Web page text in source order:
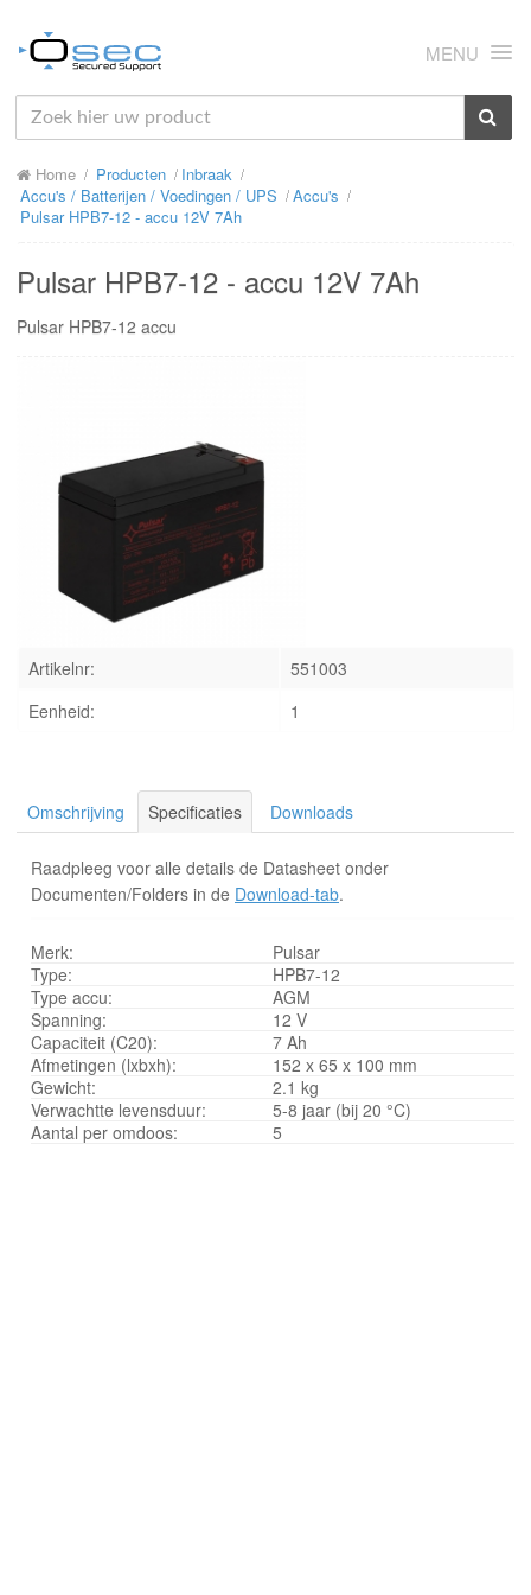
MENU
HOME
OVER ONS
PRODUCTEN
SUPPORT
CONTACT
INLOGGEN
Home Producten
Inbraak
Accu's / Batterijen / Voedingen / UPS
Accu's
Pulsar HPB7-12 - accu 12V 7Ah
Pulsar HPB7-12 - accu 12V 7Ah
Pulsar HPB7-12 accu
Artikelnr:
551003
Eenheid:
1
Omschrijving Specificaties Downloads
Raadpleeg voor alle details de Datasheet onder
Documenten/Folders in de Download-tab.
Merk:
Pulsar
Type:
HPB7-12
Type accu:
AGM
Spanning:
12 V
Capaciteit (C20):
7 Ah
Afmetingen (lxbxh):
152 x 65 x 100 mm
Gewicht:
2.1 kg
Verwachtte levensduur:
5-8 jaar (bij 20 °C)
Aantal per omdoos:
5